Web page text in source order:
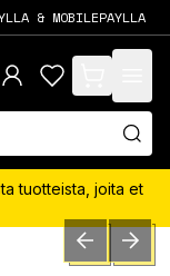
& MOBILEPAYLLA
items in cart,
tuotteista, joita et
PREVIOUSNEXT